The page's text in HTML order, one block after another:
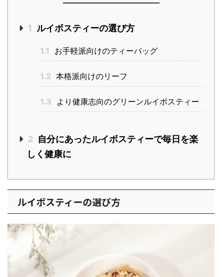
1 ルイボスティーの選び方
1.1 お手軽派向けのティーバッグ
1.2 本格派向けのリーフ
1.3 より健康志向のグリーンルイボスティー
2 自分にあったルイボスティーで毎日を楽
しく健康に
ルイボスティーの選び方